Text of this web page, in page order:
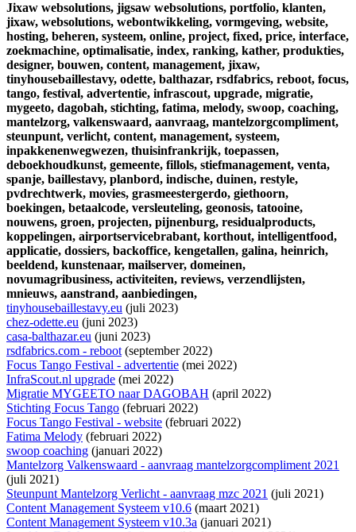
Jixaw websolutions, jigsaw websolutions, portfolio, klanten,
jixaw, websolutions, webontwikkeling, vormgeving, website,
hosting, beheren, systeem, online, project, fixed, price, interface,
zoekmachine, optimalisatie, index, ranking, kather, produkties,
designer, bouwen, content, management, jixaw,
tinyhousebaillestavy, odette, balthazar, rsdfabrics, reboot, focus,
tango, festival, advertentie, infrascout, upgrade, migratie,
mygeeto, dagobah, stichting, fatima, melody, swoop, coaching,
mantelzorg, valkenswaard, aanvraag, mantelzorgcompliment,
steunpunt, verlicht, content, management, systeem,
inpakkenenwegwezen, thuisinfrankrijk, toepassen,
deboekhoudkunst, gemeente, fillols, stiefmanagement, venta,
spanje, baillestavy, planbord, indische, duinen, restyle,
pvdrechtwerk, movies, grasmeestergerdo, giethoorn,
boekingen, betaalcode, versleuteling, geonosis, tatooine,
nouwens, groen, projecten, pijnenburg, residualproducts,
koppelingen, airportservicebrabant, korthout, intelligentfood,
applicatie, dossiers, backoffice, kengetallen, galina, heinrich,
beeldend, kunstenaar, mailserver, domeinen,
novumagribusiness, activiteiten, reviews, verzendlijsten,
mnieuws, aanstrand, aanbiedingen,
tinyhousebaillestavy.eu (juli 2023)
chez-odette.eu (juni 2023)
casa-balthazar.eu (juni 2023)
rsdfabrics.com - reboot(september 2022)
Focus Tango Festival - advertentie (mei 2022)
InfraScout.nl upgrade (mei 2022)
Migratie MYGEETO naar DAGOBAH (april 2022)
Stichting Focus Tango (februari 2022)
Focus Tango Festival - website (februari 2022)
Fatima Melody (februari 2022)
swoop coaching (januari 2022)
Mantelzorg Valkenswaard - aanvraag mantelzorgcompliment 2021
(juli 2021)
Steunpunt Mantelzorg Verlicht - aanvraag mzc 2021 (juli 2021)
Content Management Systeem v10.6 (maart 2021)
Content Management Systeem v10.3a (januari 2021)